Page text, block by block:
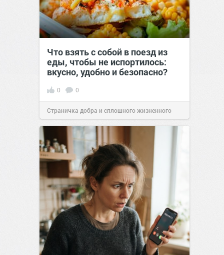
Что взять с собой в поезд из
еды, чтобы не испортилось:
вкусно, удобно и безопасно?
0 0
Страничка добра и сплошного жизненного
позитива!00:29Вчера